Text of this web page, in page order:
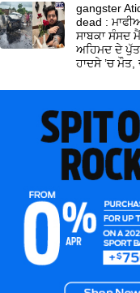
gangster
dead :
ਸਾਬਕਾ ਸੰਸਦ
ਅਹਿਮਦ ਦੇ
ਹਾਦਸੇ ’ਚ ਮੌਤ,